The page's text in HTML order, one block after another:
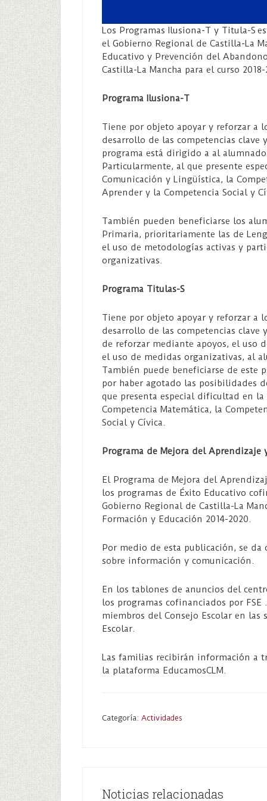
Los Programas Ilusiona-T y Titula-S
el Gobierno Regional de Castilla-La
Educativo y Prevención del
Castilla-La Mancha para el curso
Programa Ilusiona-T
Tiene por objeto apoyar y reforzar a
desarrollo de las competencias clave
programa está dirigido a al
Particularmente, al que presente
Comunicación y Lingüística, la
Aprender y la Competencia Social y
También pueden beneficiarse los
Primaria, prioritariamente las de
el uso de metodologías activas y
organizativas.
Programa Titulas-S
Tiene por objeto apoyar y reforzar a
desarrollo de las competencias clave
de reforzar mediante apoyos, el uso
el uso de medidas organizativas, al
También puede beneficiarse de este
por haber agotado las posibilidades
que presenta especial dificultad en
Competencia Matemática, la
Social y Cívica.
Programa de Mejora del Aprendizaje
El Programa de Mejora del
los programas de Éxito Educativo
Gobierno Regional de Castilla-La
Formación y Educación 2014-2020.
Por medio de esta publicación, se
sobre información y comunicación.
En los tablones de anuncios del
los programas cofinanciados por
miembros del Consejo Escolar en las
Escolar.
Las familias recibirán información a
la plataforma EducamosCLM.
Categoría: Actividades
Noticias relacionadas